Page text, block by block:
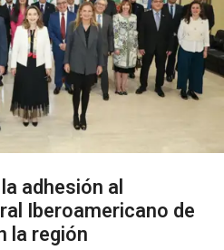
adhesión al
Iberoamericano de
la región